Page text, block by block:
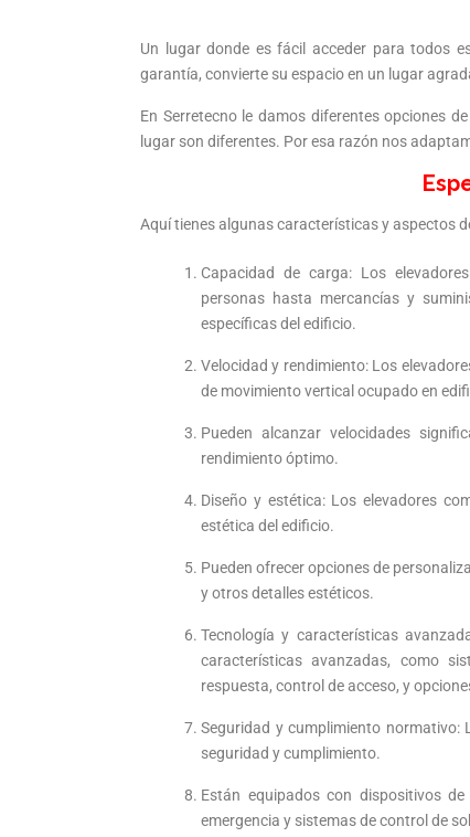
Un lugar donde es fácil acceder para todos
garantía, convierte su espacio en un lugar
En Serretecno le damos diferentes opciones
lugar son diferentes. Por esa razón nos
Aquí tienes algunas características y aspectos
Capacidad de carga: Los
personas hasta mercancías y
específicas del edificio.
Velocidad y rendimiento: Los
de movimiento vertical ocupado en
Pueden alcanzar velocidades
rendimiento óptimo.
Diseño y estética: Los elevadores
estética del edificio.
Pueden ofrecer opciones de
y otros detalles estéticos.
Tecnología y características
características avanzadas, como
respuesta, control de acceso, y
Seguridad y cumplimiento normativo:
seguridad y cumplimiento.
Están equipados con dispositivos
emergencia y sistemas de control de